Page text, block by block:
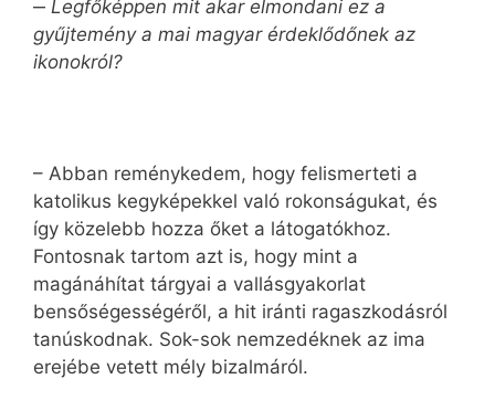
‒ Legfőképpen mit akar elmondani ez a
gyűjtemény a mai magyar érdeklődőnek az
ikonokról?
– Abban reménykedem, hogy felismerteti a
katolikus kegyképekkel való rokonságukat, és
így közelebb hozza őket a látogatókhoz.
Fontosnak tartom azt is, hogy mint a
magánáhítat tárgyai a vallásgyakorlat
bensőségességéről, a hit iránti ragaszkodásról
tanúskodnak. Sok-sok nemzedéknek az ima
erejébe vetett mély bizalmáról.